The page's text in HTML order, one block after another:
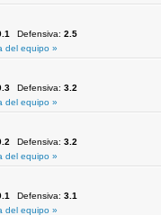
Defensiva: 2.5
del equipo »
Defensiva: 3.2
del equipo »
Defensiva: 3.2
del equipo »
Defensiva: 3.1
del equipo »